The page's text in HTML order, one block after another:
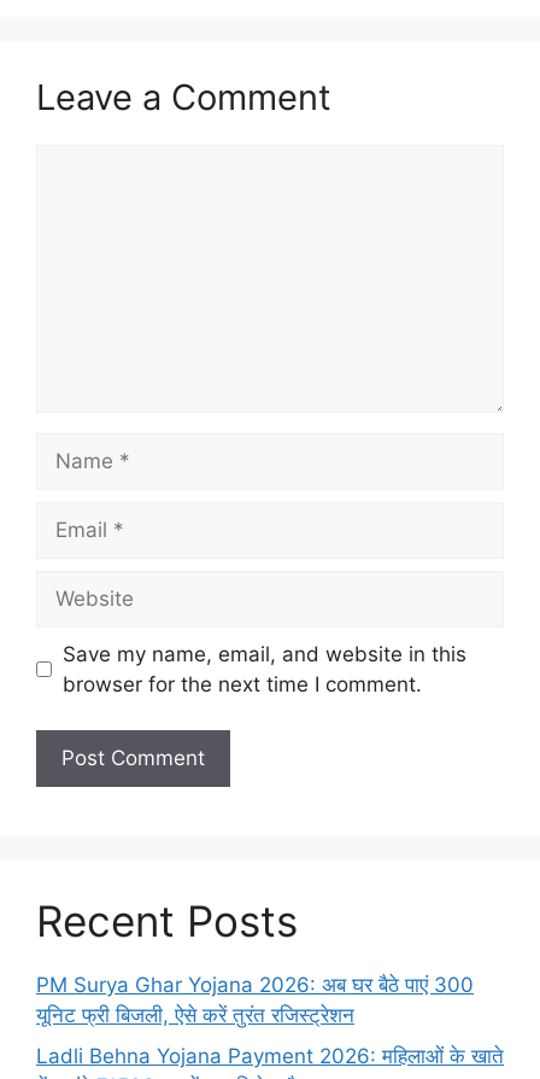
Leave a Comment
Save my name, email, and website in this
browser for the next time I comment.
Recent Posts
PM Surya Ghar Yojana 2026: अब घर बैठे पाएं 300
यूनिट फ्री बिजली, ऐसे करें तुरंत रजिस्ट्रेशन
Ladli Behna Yojana Payment 2026: महिलाओं के खाते